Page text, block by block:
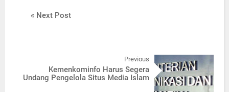
« Next Post
Previous
Kemenkominfo Harus Segera
Undang Pengelola Situs Media Islam